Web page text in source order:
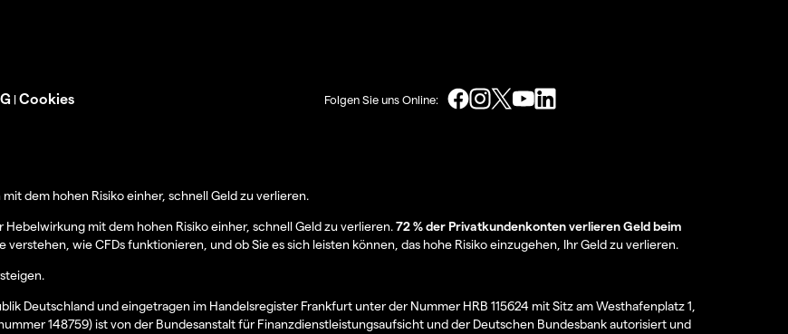
| Cookies Folgen Sie uns Online:
dem hohen Risiko einher, schnell Geld zu verlieren.
mit dem hohen Risiko einher, schnell Geld zu verlieren.72 % der Privatkundenkonten verlieren Geld beim
verstehen, wie CFDs funktionieren, und ob Sie es sich leisten können, das hohe Risiko einzugehen, Ihr Geld zu verlieren.
Deutschland und eingetragen im Handelsregister Frankfurt unter der Nummer HRB 115624 mit Sitz am Westhafenplatz 1,
148759) ist von der Bundesanstalt für Finanzdienstleistungsaufsicht und der Deutschen Bundesbank autorisiert und